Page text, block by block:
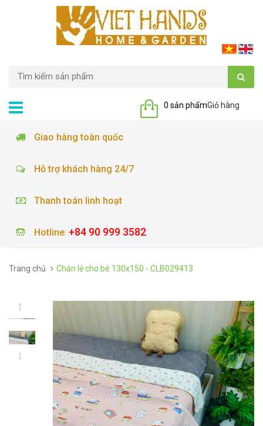
Giỏ hàng
0 sản phẩm
Giao hàng toàn quốc
Hỗ trợ khách hàng 24/7
Thanh toán linh hoạt
Hotline: +84 90 999 3582
Trang chủ Chăn lẻ cho bé 130x150 - CLB029413